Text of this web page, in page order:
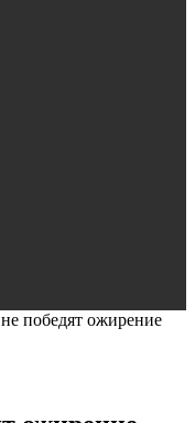
победят ожирение